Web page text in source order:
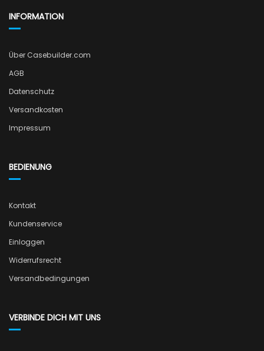
INFORMATION
Über Casebuilder.com
AGB
Datenschutz
Versandkosten
Impressum
BEDIENUNG
Kontakt
Kundenservice
Einloggen
Widerrufsrecht
Versandbedingungen
VERBINDE DICH MIT UNS